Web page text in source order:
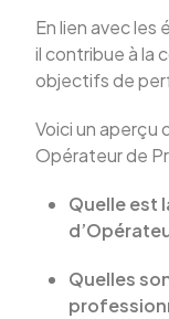
En lien avec
il contribue à la
objectifs de
Voici un aperçu
Opérateur de
Quelle est
Quelles